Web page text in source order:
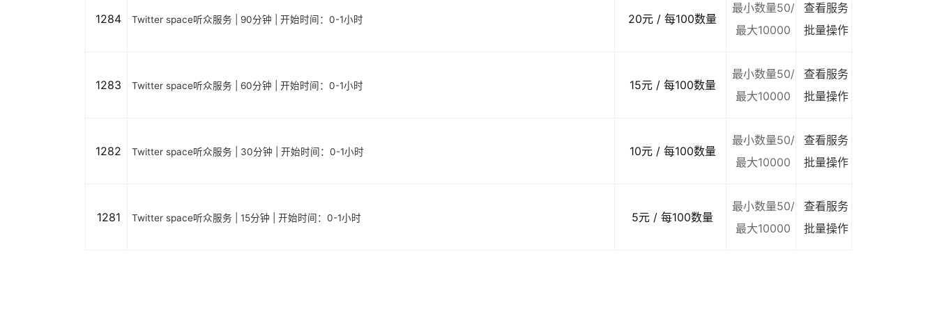
1284 Twitter space听众服务 | 90分钟 | 开始时间：0-1小时 20元 / 每100数量
最小数量50/
最大10000
查看服务
批量操作
1283 Twitter space听众服务 | 60分钟 | 开始时间：0-1小时 15元 / 每100数量
最小数量50/
最大10000
查看服务
批量操作
1282 Twitter space听众服务 | 30分钟 | 开始时间：0-1小时 10元 / 每100数量
最小数量50/
最大10000
查看服务
批量操作
1281 Twitter space听众服务 | 15分钟 | 开始时间：0-1小时 5元 / 每100数量
最小数量50/
最大10000
查看服务
批量操作